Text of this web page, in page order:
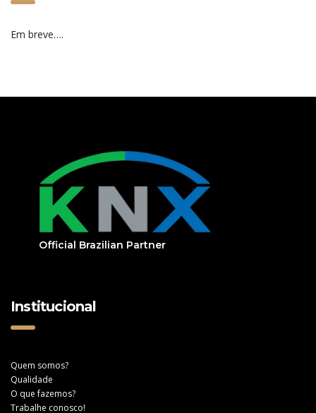
Em breve….
Official Brazilian Partner
Institucional
Quem somos?
Qualidade
O que fazemos?
Trabalhe conosco!